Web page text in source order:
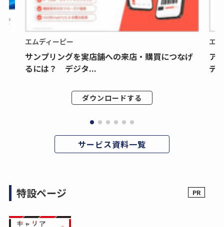
エムディーピー
サンプリングを実店舗への来店・購買につなげ
るには？ デジタ...
ダウンロードする
エ
ア
デ
サービス資料一覧
特設ページ